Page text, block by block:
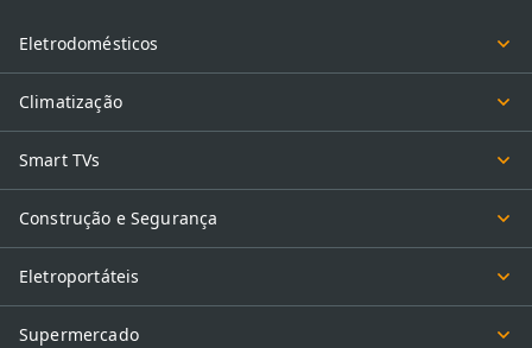
Eletrodomésticos
Climatização
Smart TVs
Construção e Segurança
Eletroportáteis
Supermercado